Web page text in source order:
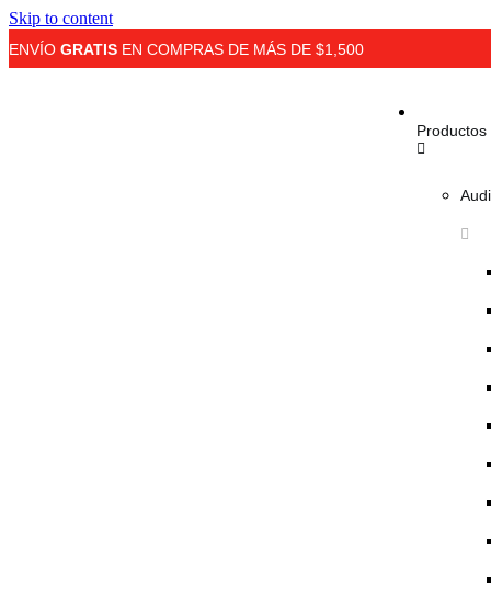
Skip to content
ENVÍO GRATIS EN COMPRAS DE MÁS DE $1,500
Productos